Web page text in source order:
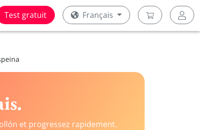
Test gratuit Français
et progressez rapidement.